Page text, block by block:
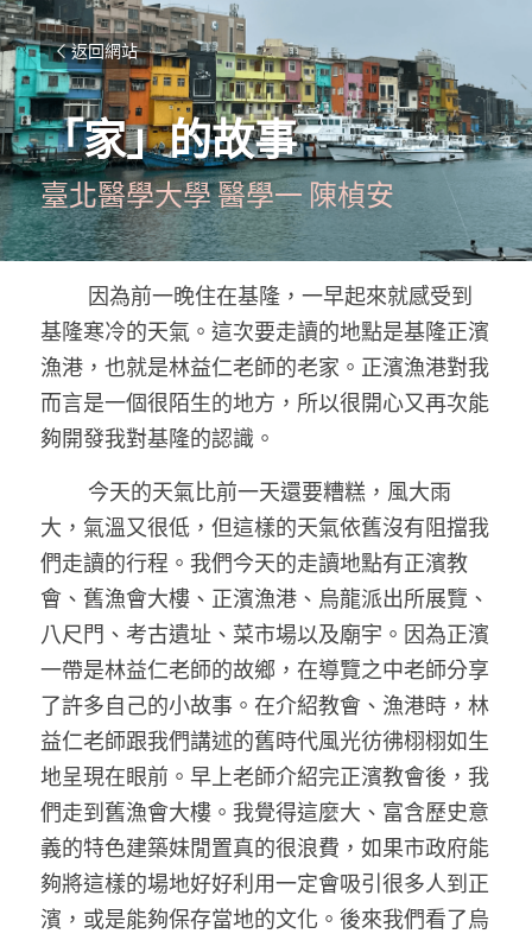
返回網站
「家」的故事
臺北醫學大學 醫學一 陳楨安
基隆寒冷的天氣。這次要走讀的地點是基隆正濱
漁港，也就是林益仁老師的老家。正濱漁港對我
而言是一個很陌生的地方，所以很開心又再次能
夠開發我對基隆的認識。
大，氣溫又很低，但這樣的天氣依舊沒有阻擋我
們走讀的行程。我們今天的走讀地點有正濱教
會、舊漁會大樓、正濱漁港、烏龍派出所展覽、
八尺門、考古遺址、菜市場以及廟宇。因為正濱
一帶是林益仁老師的故鄉，在導覽之中老師分享
了許多自己的小故事。在介紹教會、漁港時，林
益仁老師跟我們講述的舊時代風光彷彿栩栩如生
地呈現在眼前。早上老師介紹完正濱教會後，我
們走到舊漁會大樓。我覺得這麼大、富含歷史意
義的特色建築妹閒置真的很浪費，如果市政府能
夠將這樣的場地好好利用一定會吸引很多人到正
濱，或是能夠保存當地的文化。後來我們看了烏